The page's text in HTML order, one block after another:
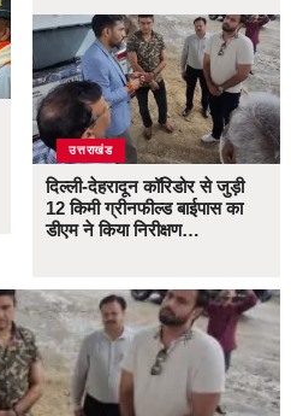
उत्तराखंड
दिल्ली-देहरादून कॉरिडोर से जुड़ी
12 किमी ग्रीनफील्ड बाईपास का
डीएम ने किया निरीक्षण…